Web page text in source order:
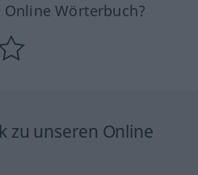
Wörterbuch?
zu unseren Online